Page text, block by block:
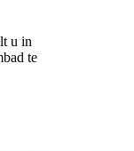
u in
te